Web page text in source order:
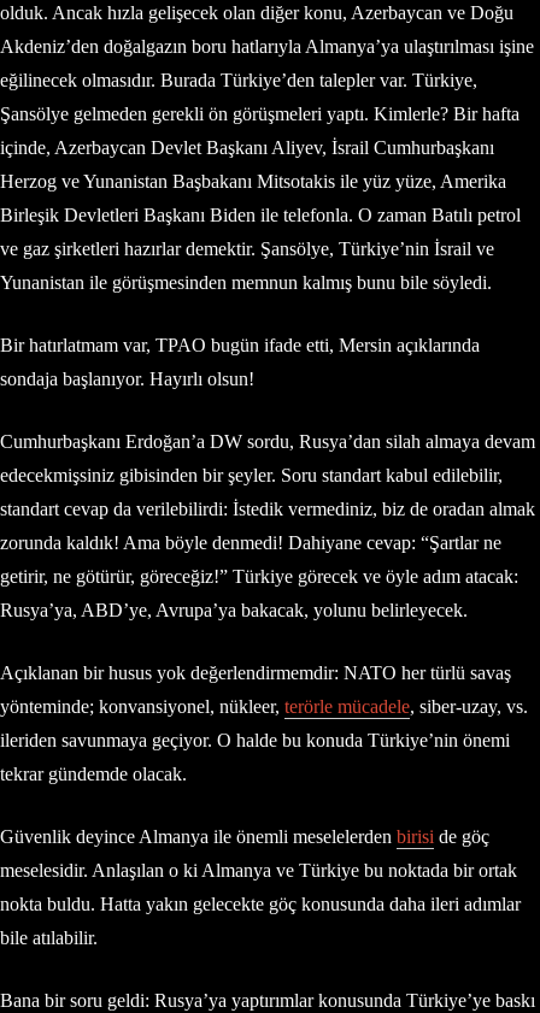
olduk. Ancak hızla gelişecek olan diğer konu, Azerbaycan ve Doğu
Akdeniz’den doğalgazın boru hatlarıyla Almanya’ya ulaştırılması işine
eğilinecek olmasıdır. Burada Türkiye’den talepler var. Türkiye,
Şansölye gelmeden gerekli ön görüşmeleri yaptı. Kimlerle? Bir hafta
içinde, Azerbaycan Devlet Başkanı Aliyev, İsrail Cumhurbaşkanı
Herzog ve Yunanistan Başbakanı Mitsotakis ile yüz yüze, Amerika
Birleşik Devletleri Başkanı Biden ile telefonla. O zaman Batılı petrol
ve gaz şirketleri hazırlar demektir. Şansölye, Türkiye’nin İsrail ve
Yunanistan ile görüşmesinden memnun kalmış bunu bile söyledi.
Bir hatırlatmam var, TPAO bugün ifade etti, Mersin açıklarında
sondaja başlanıyor. Hayırlı olsun!
Cumhurbaşkanı Erdoğan’a DW sordu, Rusya’dan silah almaya devam
edecekmişsiniz gibisinden bir şeyler. Soru standart kabul edilebilir,
standart cevap da verilebilirdi: İstedik vermediniz, biz de oradan almak
zorunda kaldık! Ama böyle denmedi! Dahiyane cevap: “Şartlar ne
getirir, ne götürür, göreceğiz!” Türkiye görecek ve öyle adım atacak:
Rusya’ya, ABD’ye, Avrupa’ya bakacak, yolunu belirleyecek.
Açıklanan bir husus yok değerlendirmemdir: NATO her türlü savaş
yönteminde; konvansiyonel, nükleer, terörle mücadele, siber-uzay, vs.
ileriden savunmaya geçiyor. O halde bu konuda Türkiye’nin önemi
tekrar gündemde olacak.
Güvenlik deyince Almanya ile önemli meselelerden birisi de göç
meselesidir. Anlaşılan o ki Almanya ve Türkiye bu noktada bir ortak
nokta buldu. Hatta yakın gelecekte göç konusunda daha ileri adımlar
bile atılabilir.
Bana bir soru geldi: Rusya’ya yaptırımlar konusunda Türkiye’ye baskı